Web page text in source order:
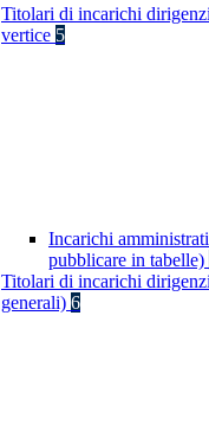
Titolari di incarichi
vertice 5
Incarichi
pubblicare in tabelle)
Titolari di incarichi
generali) 6